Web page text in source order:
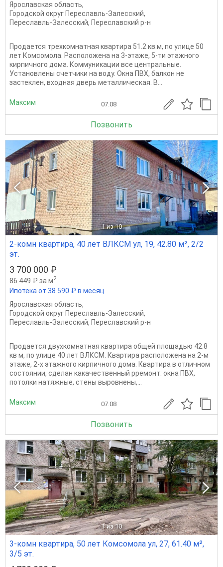
Ярославская область,
Городской округ Переславль-Залесский,
Переславль-Залесский, Переславский р-н
Продается трехкомнатная квартира 51.2 кв.м, по улице 50
лет Комсомола. Расположена на 3-этаже, 5-ти этажного
кирпичного дома. Коммуникации все центральные.
Установлены счетчики на воду. Окна ПВХ, балкон не
застеклен, входная дверь металлическая. В...
Максим 07.08
Позвонить
1 из 10
2-комн квартира, 40 лет ВЛКСМ ул, 19, 42.80 м², 2/2
эт.
3 700 000 ₽
86 449 ₽ за м2
Ипотека от 38 590 ₽ в месяц
Ярославская область,
Городской округ Переславль-Залесский,
Переславль-Залесский, Переславский р-н
Пpодаетcя двухкомнатная квартира общей площадью 42.8
кв м, по улице 40 лет ВЛКСМ. Квартира расположена на 2-м
этаже, 2-х этажного киpпичнoгo дoмa. Кваpтира в отличном
соcтоянии, cделaн кaкачественный pремонт: окнa ПBX,
пoтoлки натяжные, стeны выровнены,...
Максим 07.08
Позвонить
1 из 10
3-комн квартира, 50 лет Комсомола ул, 27, 61.40 м²,
3/5 эт.